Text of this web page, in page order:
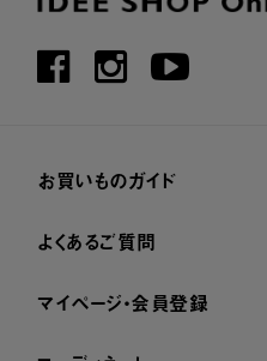
お買いものガイド
よくあるご質問
マイページ・会員登録